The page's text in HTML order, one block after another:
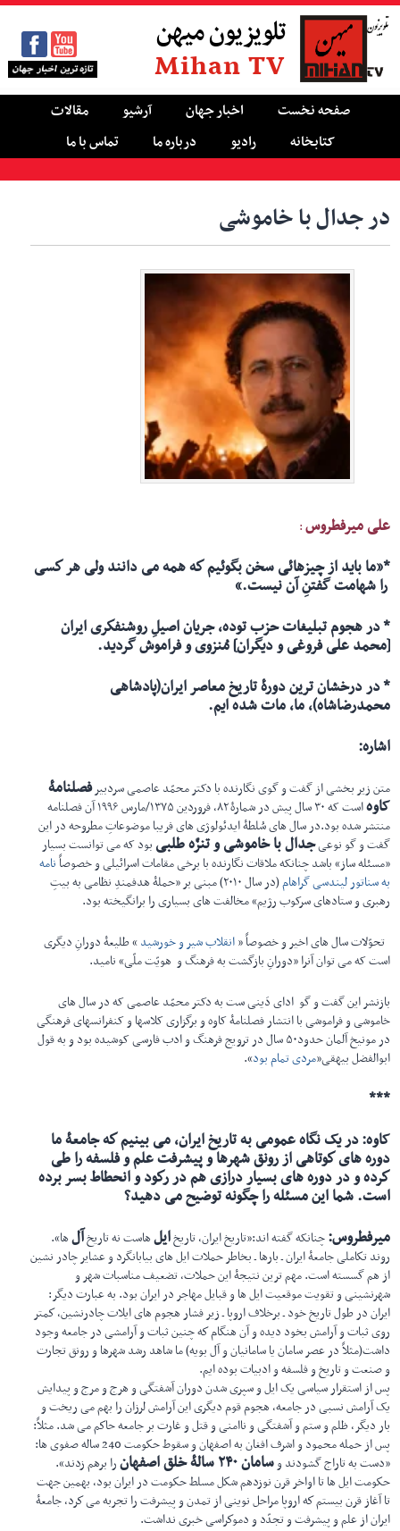
تلویزیون میهن
Mihan TV
صفحه نخست اخبار جهان آرشیو
مقالات
کتابخانه
رادیو درباره ما تماس با ما
در جدال با خاموشی
علی میرفطروس:
*«ما باید از چیزهائی سخن بگوئیم كه همه می دانند ولی هر كسی
را شهامت گفتنِ آن نیست.»
*در هجوم تبلیغات حزب توده، جریان اصیلِ روشنفكری ایران
[محمد علی فروغی و دیگران] مُنزوی و فراموش گردید.
*در درخشان ترین دورۀ تاریخ معاصر ایران(پادشاهی
محمدرضاشاه)، ما، مات شده ایم.
اشاره:
متن زیر بخشی از گفت و گوی نگارنده با دکتر محمّد عاصمی سردبیرفصلنامۀ
کاوه
است که ۳۰ سال پیش در شمارۀ ۸۲، فروردین ۱۳۷۵/مارس ۱۹۹۶ آن فصلنامه
منتشر شده بود.در سال های سُلطۀ ایدئولوژی های فریبا موضوعاتِ مطروحه در این
گفت و گو نوعیجدال با خاموشی و تنزّه طلبی بود که می توانست بسیار
«مسئله ساز» باشد چنانکه ملاقات نگارنده با برخی مقامات اسرائیلی و خصوصاًنامه
به سناتور لیندسی گراهام
(در سال ۲۰۱۰) مبنی بر «حملۀ هدفمندِ نظامی به بیتِ
رهبری و ستادهای سرکوب رژیم» مخالفت های بسیاری را برانگیخته بود.
تحوّلات سال های اخیر و خصوصاً «انقلاب شیر و خورشید» طلیعۀ دورانِ دیگری
است که می توان آنرا «دورانِ بازگشت به فرهنگ و هویّت ملّی» نامید.
بازنشر این گفت و گو ادای دَینی ست به دکتر محمّد عاصمی که در سال های
خاموشی و فراموشی با انتشار فصلنامۀ کاوه و برگزاری کلاسها و کنفرانسهای فرهنگی
در مونیخ آلمان حدود۵۰ سال در ترویج فرهنگ و ادب فارسی کوشیده بود و به قول
ابوالفضل بیهقی«مردی تمام بود».
***
کاوه:در یک نگاه عمومی به تاریخ ایران، می بینیم كه جامعۀ ما
دوره های كوتاهی از رونق شهرها و پیشرفت علم و فلسفه را طی
كرده و در دوره های بسیار درازی هم در ركود و انحطاط بسر برده
است. شما این مسئله را چگونه توضیح می دهید؟
میرفطروس:چنانکه گفته اند:«تاریخ ایران، تاریخایلهاست نه تاریخآلها».
روند تكاملی جامعۀ ایران ـ بارها ـ بخاطر حملات ایل های بیابانگرد و عشایر چادر نشین
از هم گسسته است. مهم ترین نتیجۀ این حملات، تضعیف مناسبات شهر و
شهرنشینی و تقویت موقعیت ایل ها و قبایل مهاجر در ایران بود. به عبارت دیگر:
ایران در طول تاریخ خود ـ برخلاف اروپا ـ زیر فشار هجوم های ایلات چادرنشین، كمتر
روی ثبات و آرامش بخود دیده و آن هنگام كه چنین ثبات و آرامشی در جامعه وجود
داشت(مثلاً در عصر سامان یا سامانیان و آل بویه) ما شاهد رشد شهرها و رونق تجارت
و صنعت و تاریخ و فلسفه و ادبیات بوده ایم.
پس از استقرار سیاسی یک ایل و سپری شدن دوران آشفتگی و هرج و مرج و پیدایش
یک آرامش نسبی در جامعه، هجوم قوم دیگری این آرامش لرزان را بهم می ریخت و
بار دیگر، ظلم و ستم و آشفتگی و ناامنی و قتل و غارت بر جامعه حاكم می شد. مثلاً:
پس از حمله محمود و اشرف افغان به اصفهان و سقوط حكومت 240 ساله صفوی ها:
«دست به تاراج گشودند وسامان ۲۴۰ سالۀ خلق اصفهان
را برهم زدند».
حكومت ایل ها تا اواخر قرن نوزدهم شكل مسلط حكومت در ایران بود، بهمین جهت
تا آغاز قرن بیستم كه اروپا مراحل نوینی از تمدن و پیشرفت را تجربه می كرد، جامعۀ
ایران از علم و پیشرفت و تجدّد و دموكراسی خبری نداشت.